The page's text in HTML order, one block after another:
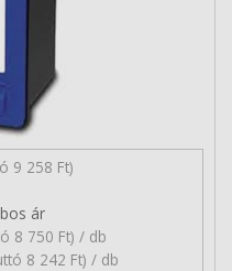
9 258 Ft)
ár
8 750 Ft) / db
8 242 Ft) / db